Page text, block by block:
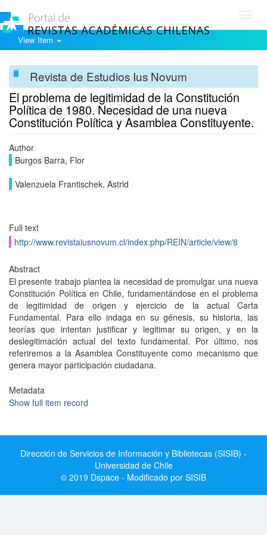
View Item
Revista de Estudios Ius Novum
El problema de legitimidad de la Constitución
Política de 1980. Necesidad de una nueva
Constitución Política y Asamblea Constituyente.
Author
Burgos Barra, Flor
Valenzuela Frantischek, Astrid
Full text
http://www.revistaiusnovum.cl/index.php/REIN/article/view/8
Abstract
El presente trabajo plantea la necesidad de promulgar una nueva
Constitución Política en Chile, fundamentándose en el problema
de legitimidad de origen y ejercicio de la actual Carta
Fundamental. Para ello indaga en su génesis, su historia, las
teorías que intentan justificar y legitimar su origen, y en la
deslegitimación actual del texto fundamental. Por último, nos
referiremos a la Asamblea Constituyente como mecanismo que
genera mayor participación ciudadana.
Metadata
Show full item record
Dirección de Servicios de Información y Bibliotecas (SISIB) -
Universidad de Chile
© 2019 Dspace - Modificado por SISIB